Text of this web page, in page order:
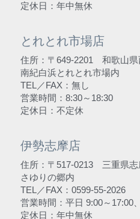
定休日：年中無休
とれとれ市場店
住所：〒649-2201　和歌山
南紀白浜とれとれ市場内
TEL／FAX：無し
営業時間：8:30～18:30
定休日：不定休
伊勢志摩店
住所：〒517-0213　三重県
さゆりの郷内
TEL／FAX：0599-55-2026
営業時間：平日 9:00～17:00
定休日：年中無休